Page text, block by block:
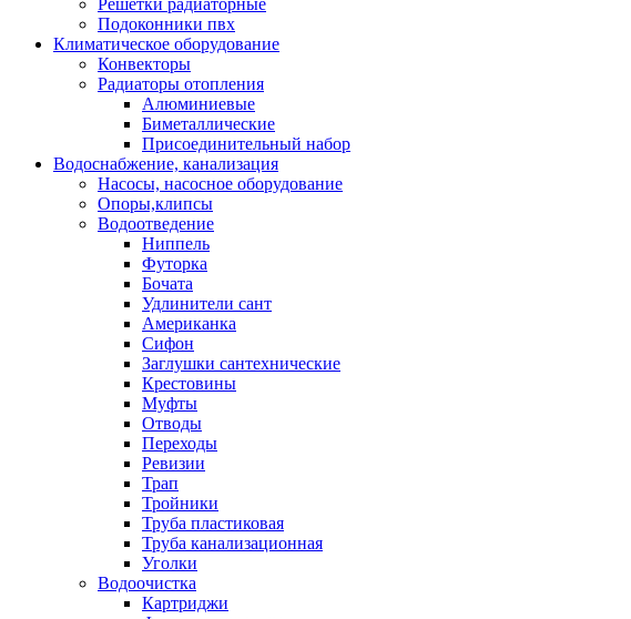
Решетки радиаторные
Подоконники пвх
Климатическое оборудование
Конвекторы
Радиаторы отопления
Алюминиевые
Биметаллические
Присоединительный набор
Водоснабжение, канализация
Насосы, насосное оборудование
Опоры,клипсы
Водоотведение
Ниппель
Футорка
Бочата
Удлинители сант
Американка
Сифон
Заглушки сантехнические
Крестовины
Муфты
Отводы
Переходы
Ревизии
Трап
Тройники
Труба пластиковая
Труба канализационная
Уголки
Водоочистка
Картриджи